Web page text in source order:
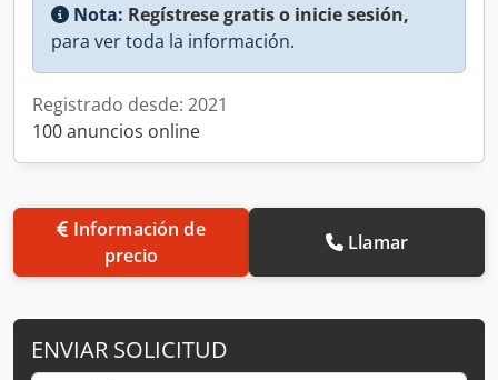
Nota: Regístrese gratis o inicie sesión,
para ver toda la información.
Registrado desde: 2021
100 anuncios online
precio
Llamar
ENVIAR SOLICITUD